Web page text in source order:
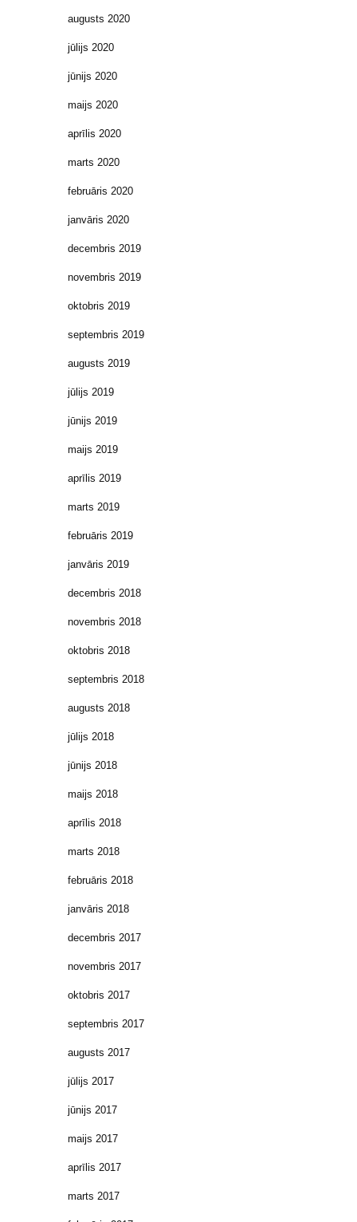
augusts 2020
jūlijs 2020
jūnijs 2020
maijs 2020
aprīlis 2020
marts 2020
februāris 2020
janvāris 2020
decembris 2019
novembris 2019
oktobris 2019
septembris 2019
augusts 2019
jūlijs 2019
jūnijs 2019
maijs 2019
aprīlis 2019
marts 2019
februāris 2019
janvāris 2019
decembris 2018
novembris 2018
oktobris 2018
septembris 2018
augusts 2018
jūlijs 2018
jūnijs 2018
maijs 2018
aprīlis 2018
marts 2018
februāris 2018
janvāris 2018
decembris 2017
novembris 2017
oktobris 2017
septembris 2017
augusts 2017
jūlijs 2017
jūnijs 2017
maijs 2017
aprīlis 2017
marts 2017